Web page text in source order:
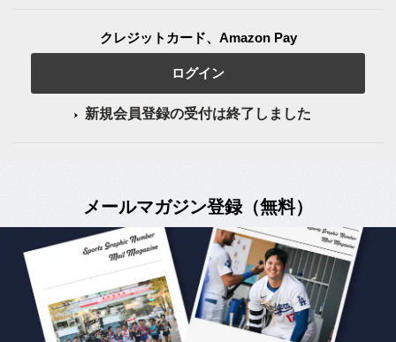
クレジットカード、Amazon Pay
ログイン
新規会員登録の受付は終了しました
メールマガジン登録（無料）